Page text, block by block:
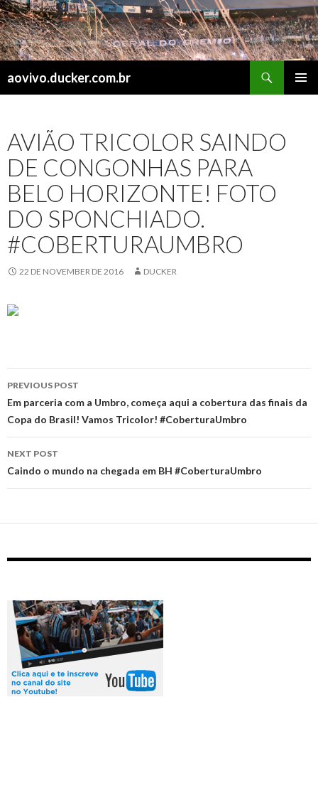
aovivo.ducker.com.br
AVIÃO TRICOLOR SAINDO
DE CONGONHAS PARA
BELO HORIZONTE! FOTO
DO SPONCHIADO.
#COBERTURAUMBRO
22 DE NOVEMBER DE 2016 DUCKER
Post
navigation
PREVIOUS POST
Em parceria com a Umbro, começa aqui a cobertura das finais da
Copa do Brasil! Vamos Tricolor! #CoberturaUmbro
NEXT POST
Caindo o mundo na chegada em BH #CoberturaUmbro